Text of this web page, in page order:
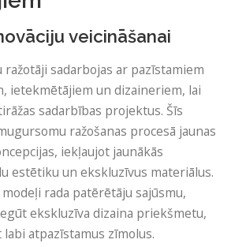
veicināšanai
sadarbojas ar pazīstamiem
ietekmētājiem un dizaineriem, lai
sadarbības projektus. Šīs
ražošanas procesā jaunas
iekļaujot jaunākās
estētiku un ekskluzīvus materiālus.
rada patērētāju sajūsmu,
ekskluzīva dizaina priekšmetu,
atpazīstamus zīmolus.